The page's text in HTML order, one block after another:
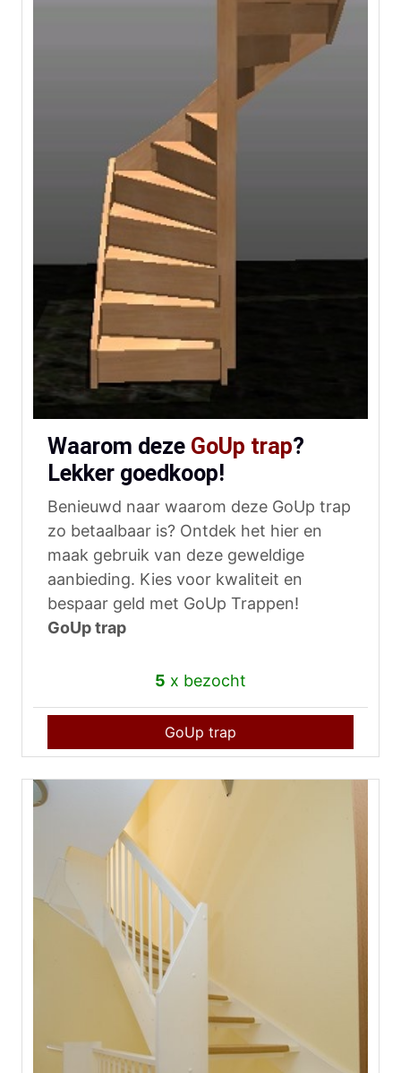
Waarom deze GoUp trap?
Lekker goedkoop!
Benieuwd naar waarom deze GoUp trap
zo betaalbaar is? Ontdek het hier en
maak gebruik van deze geweldige
aanbieding. Kies voor kwaliteit en
bespaar geld met GoUp Trappen!
GoUp trap
5 x bezocht
GoUp trap